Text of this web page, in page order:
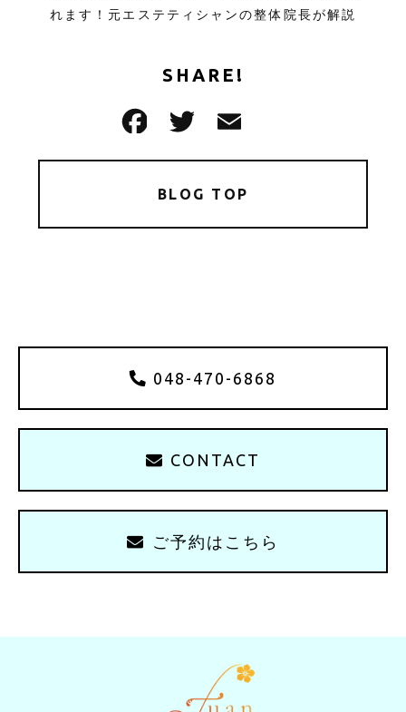
れます！元エステティシャンの整体院長が解説
SHARE!
BLOG TOP
048-470-6868
CONTACT
ご予約はこちら